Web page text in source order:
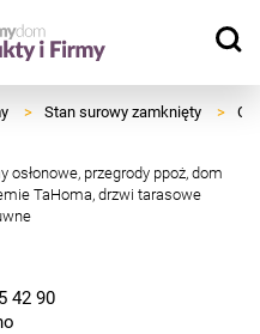
> Stan surowy zamknięty >
osłonowe, przegrody ppoż, dom
TaHoma, drzwi tarasowe
42 90